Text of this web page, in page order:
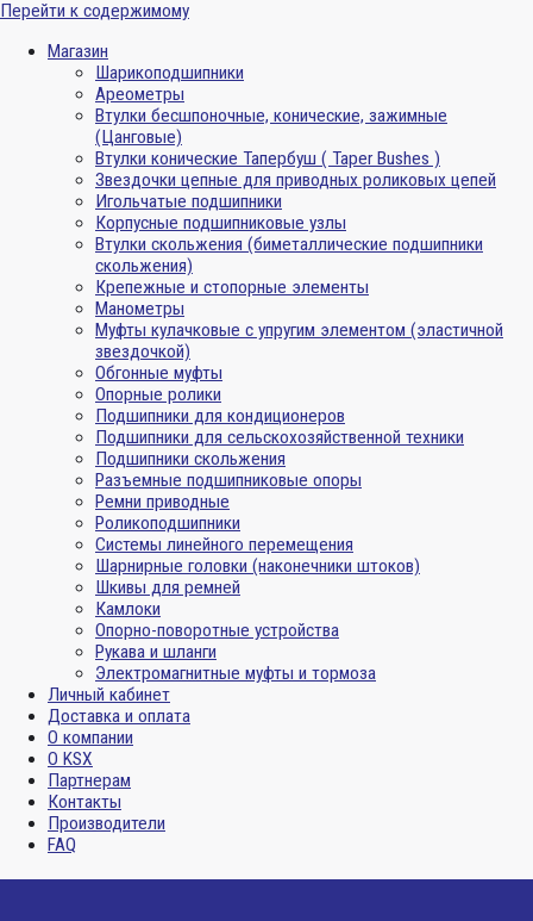
Перейти к содержимому
Магазин
Шарикоподшипники
Ареометры
Втулки бесшпоночные, конические, зажимные
(Цанговые)
Втулки конические Тапербуш ( Taper Bushes )
Звездочки цепные для приводных роликовых цепей
Игольчатые подшипники
Корпусные подшипниковые узлы
Втулки скольжения (биметаллические подшипники
скольжения)
Крепежные и стопорные элементы
Манометры
Муфты кулачковые с упругим элементом (эластичной
звездочкой)
Обгонные муфты
Опорные ролики
Подшипники для кондиционеров
Подшипники для сельскохозяйственной техники
Подшипники скольжения
Разъемные подшипниковые опоры
Ремни приводные
Роликоподшипники
Системы линейного перемещения
Шарнирные головки (наконечники штоков)
Шкивы для ремней
Камлоки
Опорно-поворотные устройства
Рукава и шланги
Электромагнитные муфты и тормоза
Личный кабинет
Доставка и оплата
О компании
О KSX
Партнерам
Контакты
Производители
FAQ